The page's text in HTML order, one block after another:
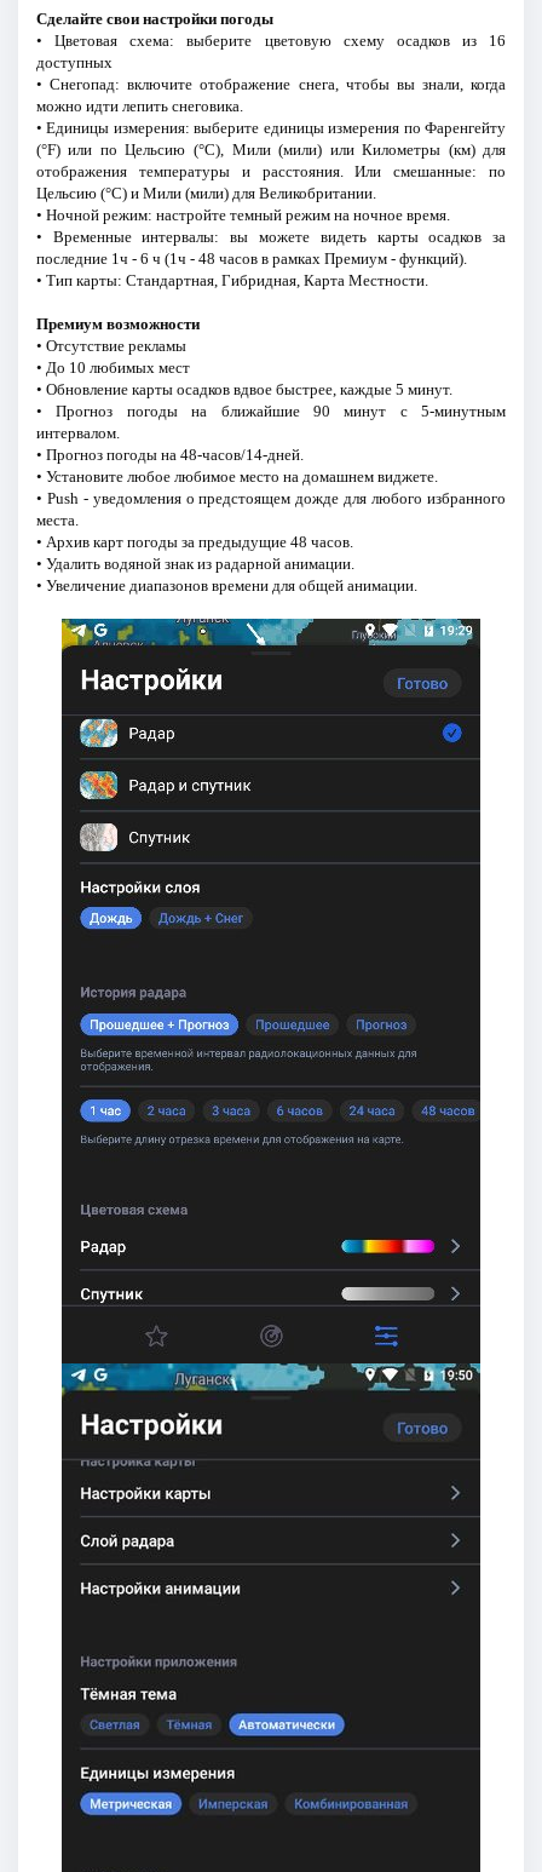
Сделайте свои настройки погоды
• Цветовая схема: выберите цветовую схему осадков из 16
доступных
• Снегопад: включите отображение снега, чтобы вы знали, когда
можно идти лепить снеговика.
• Единицы измерения: выберите единицы измерения по Фаренгейту
(°F) или по Цельсию (°C), Мили (мили) или Километры (км) для
отображения температуры и расстояния. Или смешанные: по
Цельсию (°C) и Мили (мили) для Великобритании.
• Ночной режим: настройте темный режим на ночное время.
• Временные интервалы: вы можете видеть карты осадков за
последние 1ч - 6 ч (1ч - 48 часов в рамках Премиум - функций).
• Тип карты: Стандартная, Гибридная, Карта Местности.
Премиум возможности
• Отсутствие рекламы
• До 10 любимых мест
• Обновление карты осадков вдвое быстрее, каждые 5 минут.
• Прогноз погоды на ближайшие 90 минут с 5-минутным
интервалом.
• Прогноз погоды на 48-часов/14-дней.
• Установите любое любимое место на домашнем виджете.
• Push - уведомления о предстоящем дожде для любого избранного
места.
• Архив карт погоды за предыдущие 48 часов.
• Удалить водяной знак из радарной анимации.
• Увеличение диапазонов времени для общей анимации.